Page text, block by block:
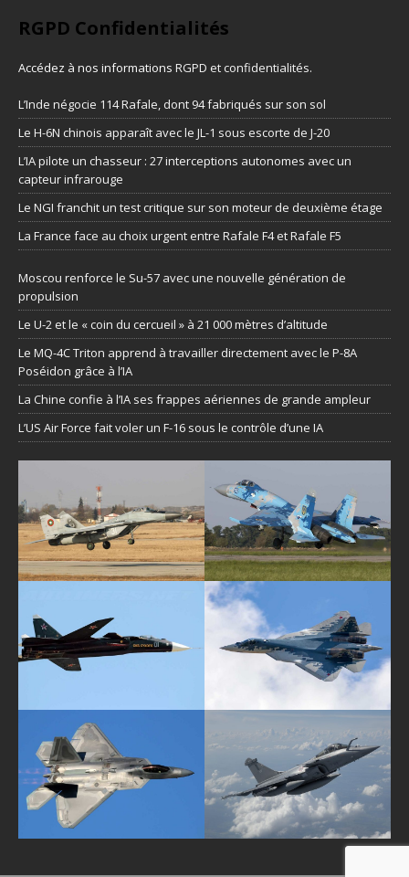
RGPD Confidentialités
Accédez à nos informations RGPD et confidentialités.
L’Inde négocie 114 Rafale, dont 94 fabriqués sur son sol
Le H-6N chinois apparaît avec le JL-1 sous escorte de J-20
L’IA pilote un chasseur : 27 interceptions autonomes avec un
capteur infrarouge
Le NGI franchit un test critique sur son moteur de deuxième étage
La France face au choix urgent entre Rafale F4 et Rafale F5
Moscou renforce le Su-57 avec une nouvelle génération de
propulsion
Le U-2 et le « coin du cercueil » à 21 000 mètres d’altitude
Le MQ-4C Triton apprend à travailler directement avec le P-8A
Poséidon grâce à l’IA
La Chine confie à l’IA ses frappes aériennes de grande ampleur
L’US Air Force fait voler un F-16 sous le contrôle d’une IA